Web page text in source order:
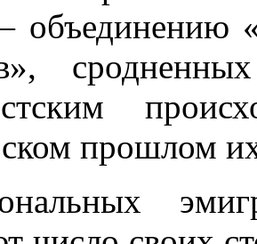
объединению
прошлом